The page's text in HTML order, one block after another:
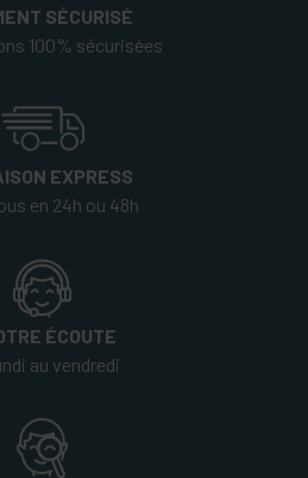
SÉCURISÉ
100% sécurisées
EXPRESS
en 24h ou 48h
ÉCOUTE
au vendredi